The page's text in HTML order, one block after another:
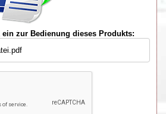
zur Bedienung dieses Produkts: